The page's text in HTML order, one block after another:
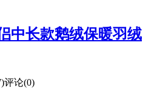
中长款鹅绒保暖羽绒
评论(0)